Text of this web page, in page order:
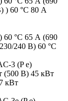
) 60 °C 80 А
60 °C 65 А (690
240 В) 60 °C
3 (P e)
(500 В) 45 кВт
кВт